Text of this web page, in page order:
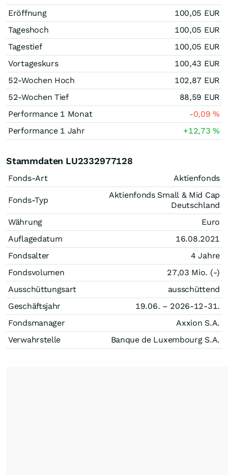
Eröffnung
100,05 EUR
Tageshoch
100,05 EUR
Tagestief
100,05 EUR
Vortageskurs
100,43 EUR
52-Wochen Hoch
102,87 EUR
52-Wochen Tief
88,59 EUR
Performance 1 Monat
-0,09%
Performance 1 Jahr
+12,73%
Stammdaten LU2332977128
Fonds-Art Aktienfonds
Fonds-Typ
Aktienfonds Small & Mid Cap
Deutschland
Währung
Euro
Auflagedatum
16.08.2021
Fondsalter
4 Jahre
Fondsvolumen
27,03 Mio. (-)
Ausschüttungsart
ausschüttend
Geschäftsjahr
19.06. – 2026-12-31.
Fondsmanager
Axxion S.A.
Verwahrstelle
Banque de Luxembourg S.A.